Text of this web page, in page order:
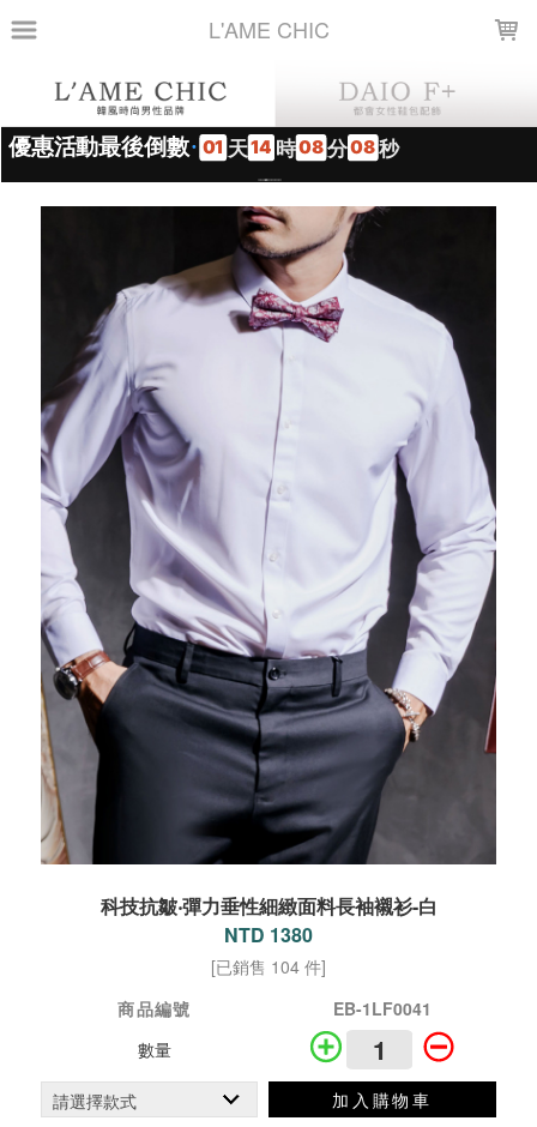
L'AME CHIC
科技抗皺‧彈力垂性細緻面料長袖襯衫-白
NTD 1380
[已銷售 104 件]
商品編號
EB-1LF0041
數量
加入購物車